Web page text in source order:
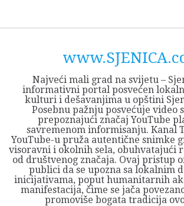
Najveći mali grad na svijetu –
informativni portal posvećen
kulturi i dešavanjima u opštini
Posebnu pažnju posvećuje video
prepoznajući značaj YouTube
savremenom informisanju. Kanal
YouTube-u pruža autentične snimke
visoravni i okolnih sela, obuhvatajući
od društvenog značaja. Ovaj pristup
publici da se upozna sa lokalnim
inicijativama, poput humanitarnih
manifestacija, čime se jača
promoviše bogata tradicija